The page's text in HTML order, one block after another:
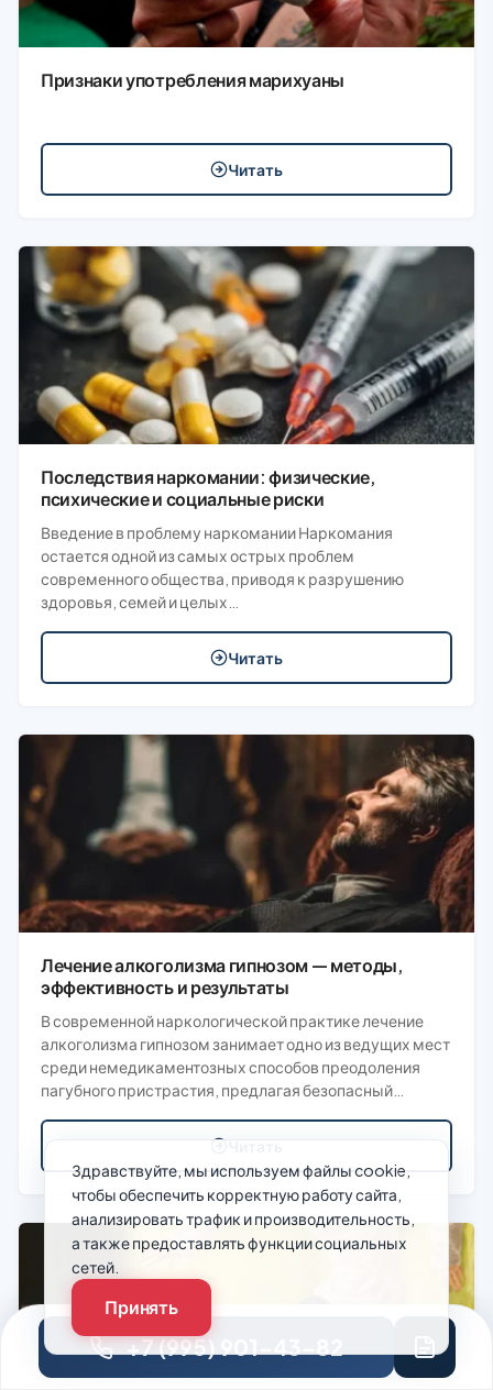
Признаки употребления марихуаны
Читать
Последствия наркомании: физические,
психические и социальные риски
Введение в проблему наркомании Наркомания
остается одной из самых острых проблем
современного общества, приводя к разрушению
здоровья, семей и целых…
Читать
Лечение алкоголизма гипнозом — методы,
эффективность и результаты
В современной наркологической практике лечение
алкоголизма гипнозом занимает одно из ведущих мест
среди немедикаментозных способов преодоления
пагубного пристрастия, предлагая безопасный…
+7 (995) 901-43-82
Здравствуйте, мы используем файлы cookie,
чтобы обеспечить корректную работу сайта,
анализировать трафик и производительность,
а также предоставлять функции социальных
сетей.
Принять